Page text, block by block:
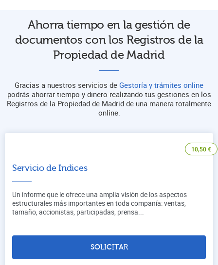
Ahorra tiempo en la gestión de
documentos con los Registros de la
Propiedad de Madrid
Gracias a nuestros servicios de Gestoría y trámites online
podrás ahorrar tiempo y dinero realizando tus gestiones en los
Registros de la Propiedad de Madrid de una manera totalmente
online.
10,50€
Servicio de Indices
Un informe que le ofrece una amplia visión de los aspectos
estructurales más importantes en toda companía: ventas,
tamaño, accionistas, participadas, prensa...
SOLICITAR